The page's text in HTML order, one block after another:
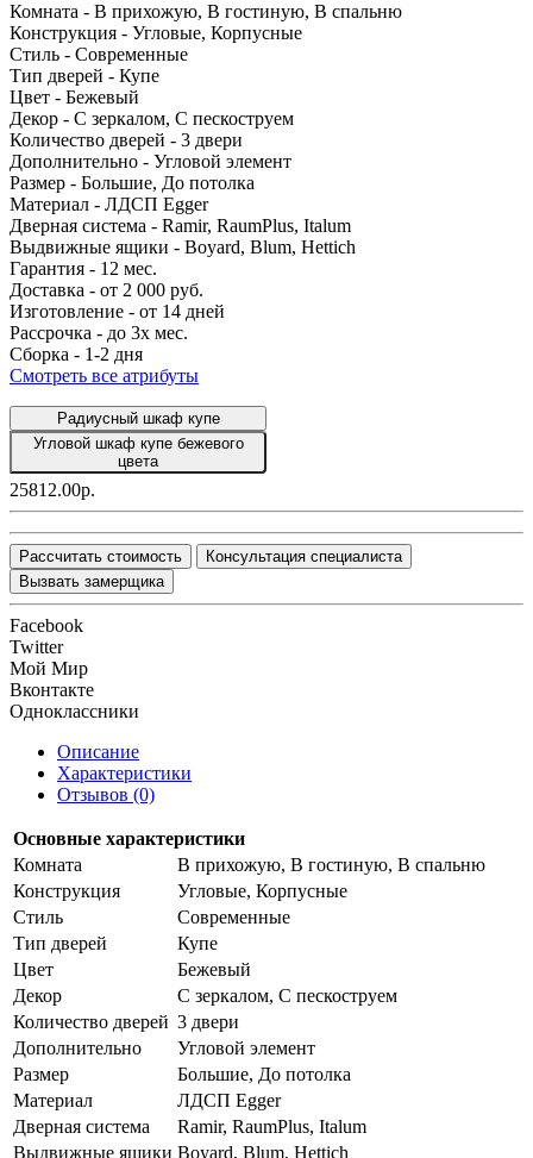
Комната - В прихожую, В гостиную, В спальню
Конструкция - Угловые, Корпусные
Стиль - Современные
Тип дверей - Купе
Цвет - Бежевый
Декор - С зеркалом, С пескоструем
Количество дверей - 3 двери
Дополнительно - Угловой элемент
Размер - Большие, До потолка
Материал - ЛДСП Egger
Дверная система - Ramir, RaumPlus, Italum
Выдвижные ящики - Boyard, Blum, Hettich
Гарантия - 12 мес.
Доставка - от 2 000 руб.
Изготовление - от 14 дней
Рассрочка - до 3х мес.
Сборка - 1-2 дня
Смотреть все атрибуты
Радиусный шкаф купе
Угловой шкаф купе бежевого
цвета
25812.00р.
Рассчитать стоимость
Консультация специалиста
Вызвать замерщика
Facebook
Twitter
Мой Мир
Вконтакте
Одноклассники
Описание
Характеристики
Отзывов (0)
Основные характеристики
Комната
В прихожую, В гостиную, В спальню
Конструкция
Угловые, Корпусные
Стиль
Современные
Тип дверей
Купе
Цвет
Бежевый
Декор
С зеркалом, С пескоструем
Количество дверей 3 двери
Дополнительно
Угловой элемент
Размер
Большие, До потолка
Материал
ЛДСП Egger
Дверная система
Ramir, RaumPlus, Italum
Выдвижные ящики Boyard, Blum, Hettich